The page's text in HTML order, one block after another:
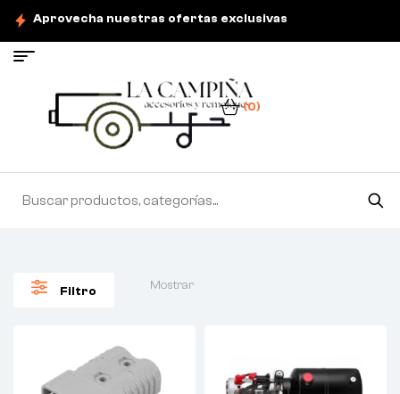
Aprovecha nuestras ofertas exclusivas
(0)
Filtro Mostrar